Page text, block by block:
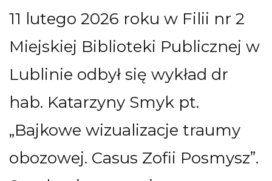
11 lutego 2026 roku w Filii nr 2
Miejskiej Biblioteki Publicznej w
Lublinie odbył się wykład dr
hab. Katarzyny Smyk pt.
„Bajkowe wizualizacje traumy
obozowej. Casus Zofii Posmysz”.